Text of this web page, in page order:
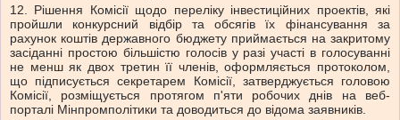
12. Рішення Комісії щодо переліку інвестиційних проектів, які
пройшли конкурсний відбір та обсягів їх фінансування за
рахунок коштів державного бюджету приймається на закритому
засіданні простою більшістю голосів у разі участі в голосуванні
не менш як двох третин її членів, оформляється протоколом,
що підписується секретарем Комісії, затверджується головою
Комісії, розміщується протягом п'яти робочих днів на веб-
порталі Мінпромполітики та доводиться до відома заявників.